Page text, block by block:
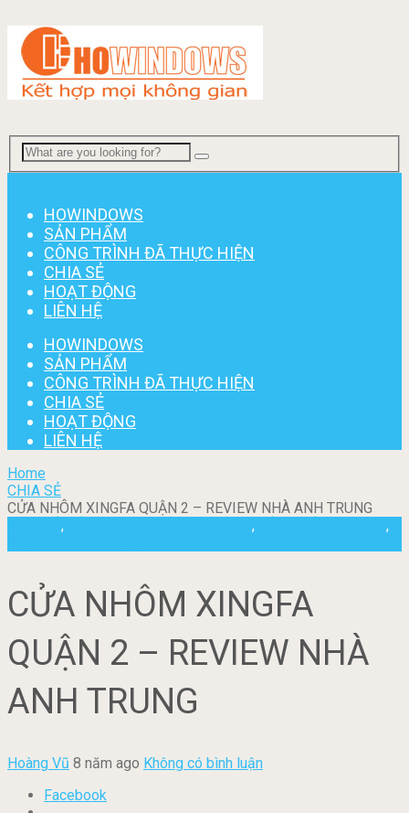
HOWINDOWS
SẢN PHẨM
CÔNG TRÌNH ĐÃ THỰC HIỆN
CHIA SẺ
HOẠT ĐỘNG
LIÊN HỆ
HOWINDOWS
SẢN PHẨM
CÔNG TRÌNH ĐÃ THỰC HIỆN
CHIA SẺ
HOẠT ĐỘNG
LIÊN HỆ
Home
CHIA SẺ
CỬA NHÔM XINGFA QUẬN 2 – REVIEW NHÀ ANH TRUNG
, ,
,
CỬA NHÔM XINGFA
QUẬN 2 – REVIEW NHÀ
ANH TRUNG
Hoàng Vũ 8 năm ago Không có bình luận
Facebook